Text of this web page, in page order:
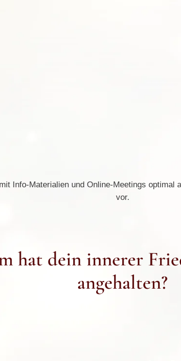
Info-Materialien und Online-Meetings
vor.
hat dein innerer
angehalten?